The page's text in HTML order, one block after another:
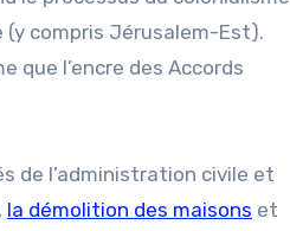
(y compris Jérusalem-Est).
que l’encre des Accords
de l’administration civile et
la démolition des maisons et